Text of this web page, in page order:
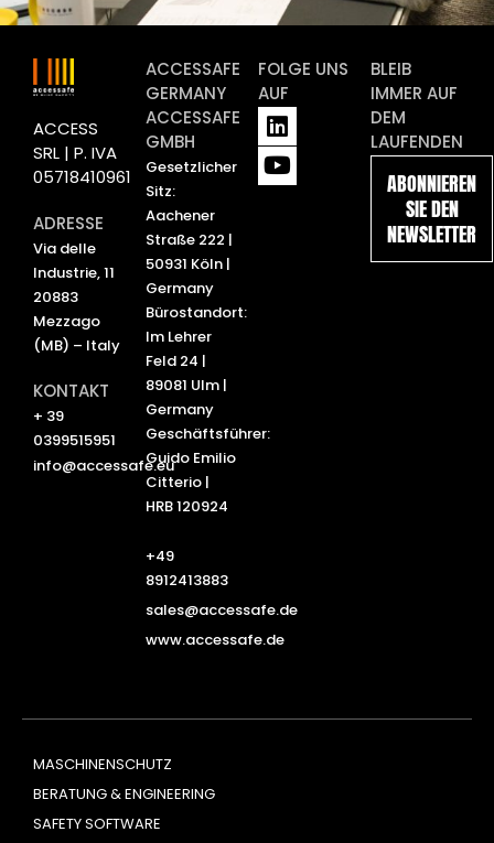
ACCESS
SRL | P. IVA
05718410961
ADRESSE
Via delle
Industrie, 11
20883
Mezzago
(MB) – Italy
KONTAKT
+ 39
0399515951
info@accessafe.eu
ACCESSAFE
GERMANY
ACCESSAFE
GMBH
Gesetzlicher
Sitz:
Aachener
Straße 222 |
50931 Köln |
Germany
Bürostandort:
Im Lehrer
Feld 24 |
89081 Ulm |
Germany
Geschäftsführer:
Guido Emilio
Citterio |
HRB 120924
+49
8912413883
sales@accessafe.de
www.accessafe.de
FOLGE UNS
AUF
L
i
n
k
Y
o
u
t
BLEIB
IMMER AUF
DEM
LAUFENDEN
ABONNIEREN
SIE DEN
NEWSLETTER
MASCHINENSCHUTZ
BERATUNG & ENGINEERING
SAFETY SOFTWARE